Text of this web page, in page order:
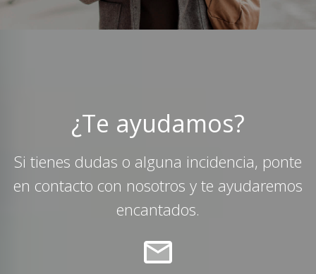
¿Te ayudamos?
Si tienes dudas o alguna incidencia, ponte
en contacto con nosotros y te ayudaremos
encantados.